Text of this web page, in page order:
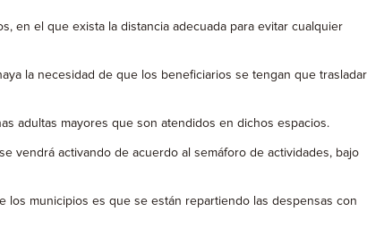
en el que exista la distancia adecuada para evitar cualquier
la necesidad de que los beneficiarios se tengan que trasladar
adultas mayores que son atendidos en dichos espacios.
vendrá activando de acuerdo al semáforo de actividades, bajo
los municipios es que se están repartiendo las despensas con